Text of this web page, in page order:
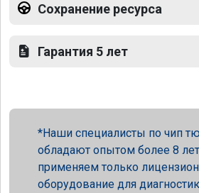
Сохранение ресурса
Гарантия 5 лет
Наши специалисты по чип
обладают опытом более 8
применяем только
оборудование для